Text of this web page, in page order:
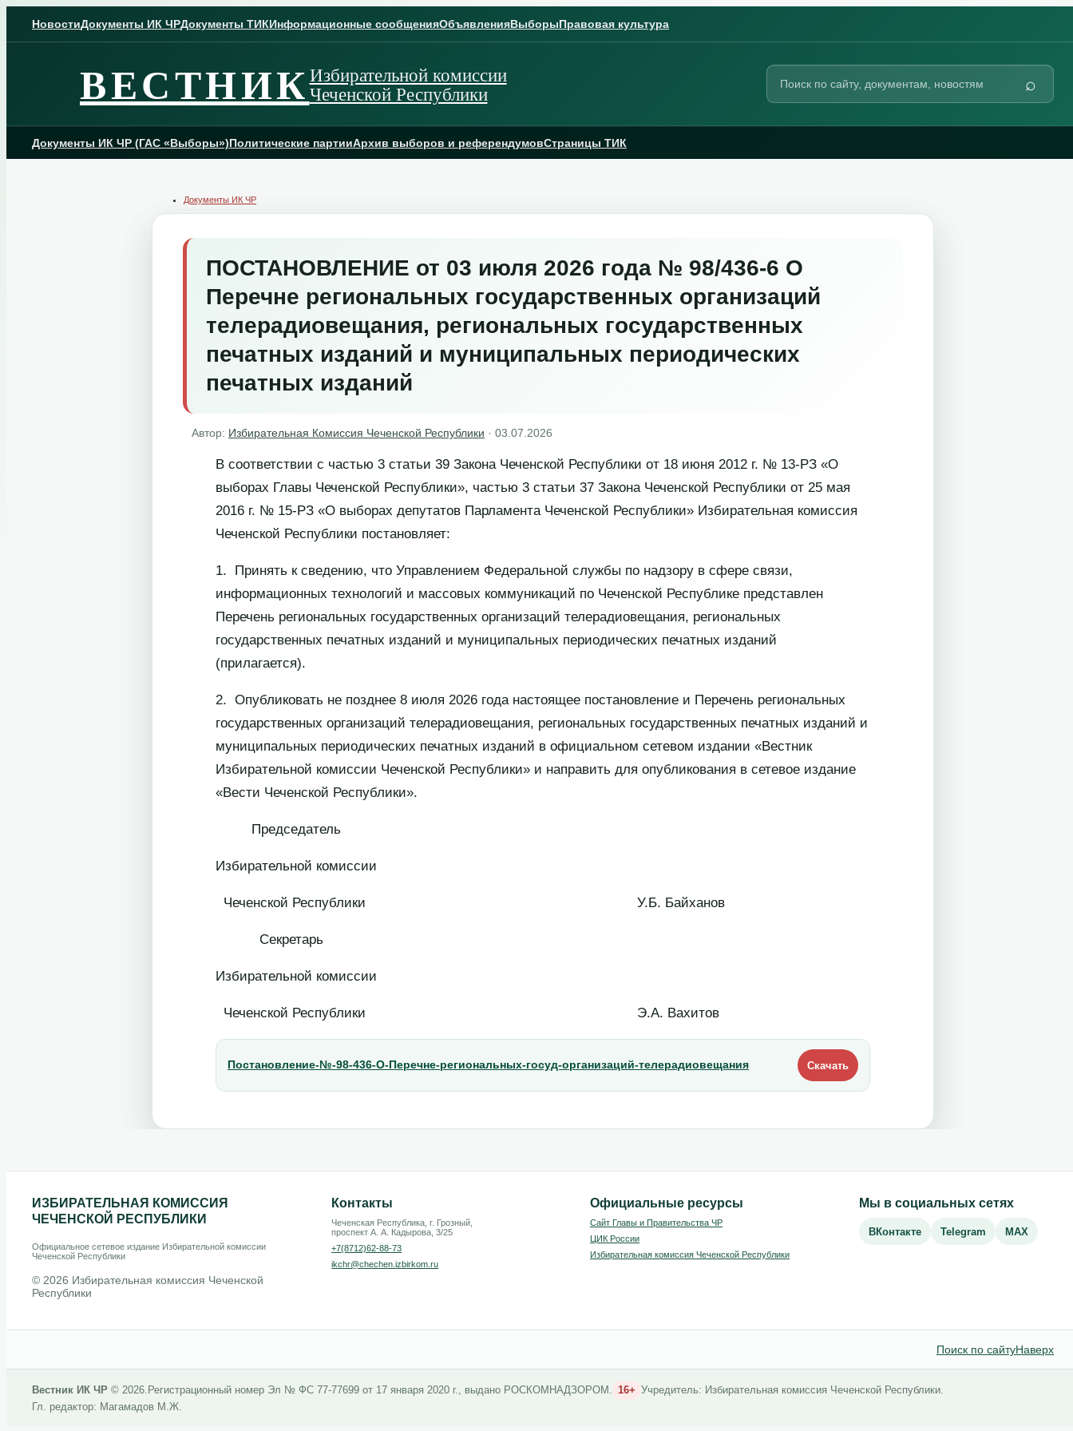
contentНовостиДокументы ИК ЧРДокументы ТИКИнформационные сообщенияОбъявленияВыборыПравовая культура
ВЕСТНИКИзбирательной комиссии
Чеченской Республики
Поиск
сайту
⌕
Документы ИК ЧР (ГАС «Выборы»)Политические партииАрхив выборов и референдумовСтраницы ТИК
Документы ИК ЧР
ПОСТАНОВЛЕНИЕ от 03 июля 2026 года № 98/436-6 О
Перечне региональных государственных организаций
телерадиовещания, региональных государственных
печатных изданий и муниципальных периодических
печатных изданий
Автор: Избирательная Комиссия Чеченской Республики · 03.07.2026
В соответствии с частью 3 статьи 39 Закона Чеченской Республики от 18 июня 2012 г. № 13-РЗ «О
выборах Главы Чеченской Республики», частью 3 статьи 37 Закона Чеченской Республики от 25 мая
2016 г. № 15-РЗ «О выборах депутатов Парламента Чеченской Республики» Избирательная комиссия
Чеченской Республики постановляет:
1. Принять к сведению, что Управлением Федеральной службы по надзору в сфере связи,
информационных технологий и массовых коммуникаций по Чеченской Республике представлен
Перечень региональных государственных организаций телерадиовещания, региональных
государственных печатных изданий и муниципальных периодических печатных изданий
(прилагается).
2. Опубликовать не позднее 8 июля 2026 года настоящее постановление и Перечень региональных
государственных организаций телерадиовещания, региональных государственных печатных изданий и
муниципальных периодических печатных изданий в официальном сетевом издании «Вестник
Избирательной комиссии Чеченской Республики» и направить для опубликования в сетевое издание
«Вести Чеченской Республики».
Председатель
Избирательной комиссии
Чеченской Республики У.Б. Байханов
Секретарь
Избирательной комиссии
Чеченской Республики Э.А. Вахитов
Постановление-№-98-436-О-Перечне-региональных-госуд-организаций-телерадиовещания Скачать
ИЗБИРАТЕЛЬНАЯ КОМИССИЯ
ЧЕЧЕНСКОЙ РЕСПУБЛИКИ
Официальное сетевое издание Избирательной комиссии
Чеченской Республики
© 2026 Избирательная комиссия Чеченской
Республики
Контакты
Чеченская Республика, г. Грозный,
проспект А. А. Кадырова, 3/25
+7(8712)62-88-73
ikchr@chechen.izbirkom.ru
Официальные ресурсы
Сайт Главы и Правительства ЧР
ЦИК России
Избирательная комиссия Чеченской Республики
Мы в социальных сетях
ВКонтакте Telegram MAX
Поиск по сайтуНаверх
Вестник ИК ЧР © 2026. Регистрационный номер Эл № ФС 77-77699 от 17 января 2020 г., выдано РОСКОМНАДЗОРОМ. 16+ Учредитель: Избирательная комиссия Чеченской Республики.
Гл. редактор: Магамадов М.Ж.